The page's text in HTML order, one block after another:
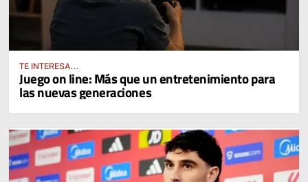
TE INTERESA...
Juego on line: Más que un entretenimiento para
las nuevas generaciones